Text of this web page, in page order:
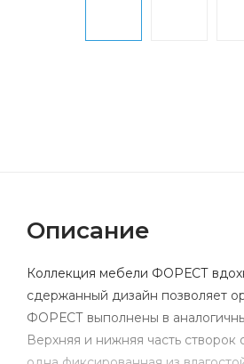
Описание
Коллекция мебели ФОРЕСТ
сдержанный дизайн позволяет
ФОРЕСТ выполнены в
Верхняя и нижняя часть